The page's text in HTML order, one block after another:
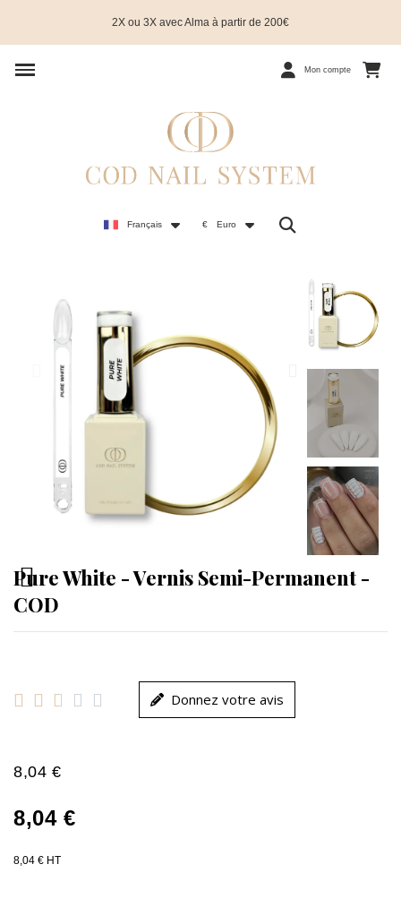
2X ou 3X avec Alma à partir de 200€
Mon compte
Français € Euro
Pure White - Vernis Semi-Permanent -
COD
     Donnez votre avis
8,04 €
8,04 €
8,04 € HT